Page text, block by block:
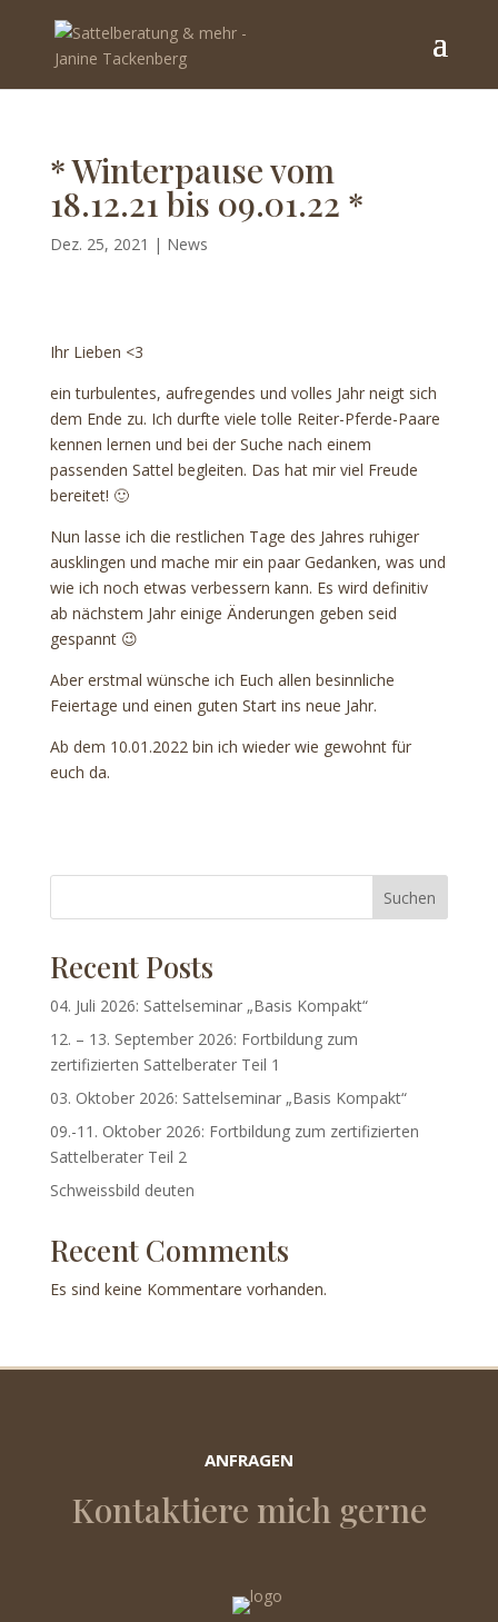
* Winterpause vom
18.12.21 bis 09.01.22 *
Dez. 25, 2021 | News
Ihr Lieben <3
ein turbulentes, aufregendes und volles Jahr neigt sich
dem Ende zu. Ich durfte viele tolle Reiter-Pferde-Paare
kennen lernen und bei der Suche nach einem
passenden Sattel begleiten. Das hat mir viel Freude
bereitet! 🙂
Nun lasse ich die restlichen Tage des Jahres ruhiger
ausklingen und mache mir ein paar Gedanken, was und
wie ich noch etwas verbessern kann. Es wird definitiv
ab nächstem Jahr einige Änderungen geben seid
gespannt 😉
Aber erstmal wünsche ich Euch allen besinnliche
Feiertage und einen guten Start ins neue Jahr.
Ab dem 10.01.2022 bin ich wieder wie gewohnt für
euch da.
Suchen
Recent Posts
04. Juli 2026: Sattelseminar „Basis Kompakt“
12. – 13. September 2026: Fortbildung zum
zertifizierten Sattelberater Teil 1
03. Oktober 2026: Sattelseminar „Basis Kompakt“
09.-11. Oktober 2026: Fortbildung zum zertifizierten
Sattelberater Teil 2
Schweissbild deuten
Recent Comments
Es sind keine Kommentare vorhanden.
ANFRAGEN
Kontaktiere mich gerne